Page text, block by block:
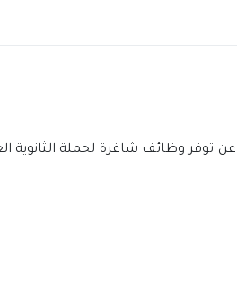
عن توفر وظائف شاغرة لحملة الثانوية